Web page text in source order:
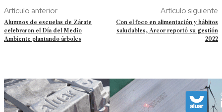
Artículo anterior
Alumnos de escuelas de Zárate
celebraron el Día del Medio
Ambiente plantando árboles
Artículo siguiente
Con el foco en alimentación y hábitos
saludables, Arcor reportó su gestión
2022